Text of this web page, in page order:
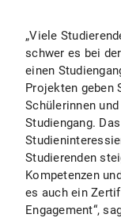
„Viele
schwer es bei
einen
Projekten geben
Schülerinnen
Studiengang.
Studierenden
Kompetenzen
es auch ein
Engagement“,